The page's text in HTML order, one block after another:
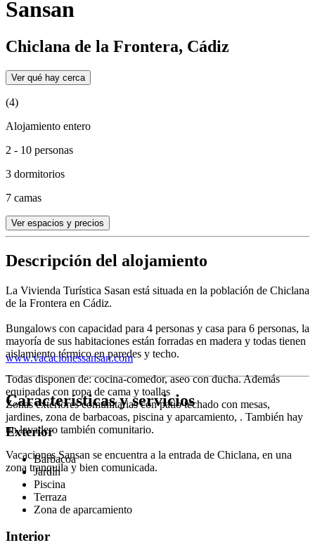
Sansan
Chiclana de la Frontera, Cádiz
Ver qué hay cerca
(4)
Alojamiento entero
2 - 10 personas
3 dormitorios
7 camas
Ver espacios y precios
Descripción del alojamiento
La Vivienda Turística Sasan está situada en la población de Chiclana
de la Frontera en Cádiz.
Bungalows con capacidad para 4 personas y casa para 6 personas, la
mayoría de sus habitaciones están forradas en madera y todas tienen
aislamiento térmico en paredes y techo.
Todas disponen de: cocina-comedor, aseo con ducha. Además
equipadas con ropa de cama y toallas
Zonas exteriores comunitarias con patio techado con mesas,
jardines, zona de barbacoas, piscina y aparcamiento, . También hay
un lavadero también comunitario.
Vacaciones Sansan se encuentra a la entrada de Chiclana, en una
zona tranquila y bien comunicada.
www.vacacionessansan.com
Características y servicios
Exterior
Barbacoa
Jardín
Piscina
Terraza
Zona de aparcamiento
Interior